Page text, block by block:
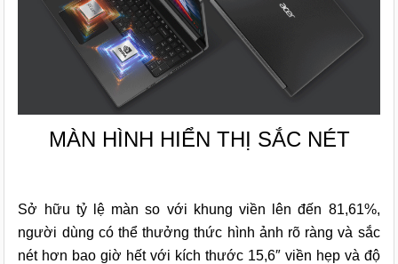
MÀN HÌNH HIỂN THỊ SẮC NÉT
Sở hữu tỷ lệ màn so với khung viền lên đến 81,61%,
người dùng có thể thưởng thức hình ảnh rõ ràng và sắc
nét hơn bao giờ hết với kích thước 15,6″ viền hẹp và độ